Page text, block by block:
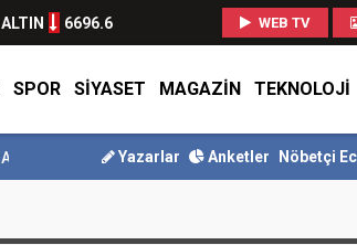
ALTIN 6696.6 WEB TV
SPOR SİYASET MAGAZİN TEKNOLOJİ
ET... *BAŞKAN ERDEM’DEN İKAMET
Yazarlar Anketler Nöbetçi